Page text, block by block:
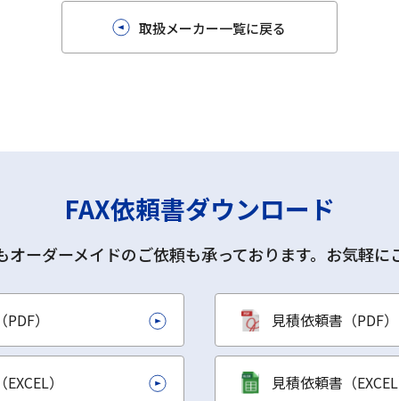
取扱メーカー一覧に戻る
FAX依頼書ダウンロード
オーダーメイドのご依頼も承っております。お気軽に
）
）
見積依頼書（PDF）
見積依頼書（